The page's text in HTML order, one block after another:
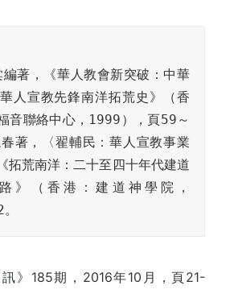
著，《華人教會新突破：中華
人宣教先鋒南洋拓荒史》（香
音聯絡中心，1999），頁59～
著，〈翟輔民：華人宣教事業
拓荒南洋：二十至四十年代建道
》（香港：建道神學院，
》185期，2016年10月，頁21-